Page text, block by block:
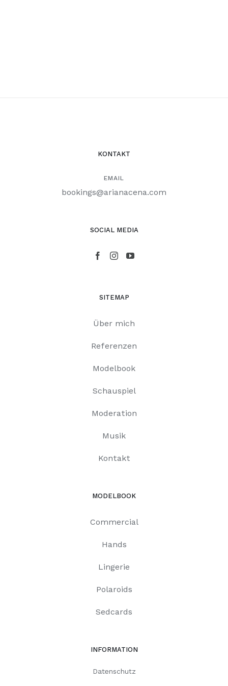
KONTAKT
EMAIL
bookings@arianacena.com
SOCIAL MEDIA
SITEMAP
Über mich
Referenzen
Modelbook
Schauspiel
Moderation
Musik
Kontakt
MODELBOOK
Commercial
Hands
Lingerie
Polaroids
Sedcards
INFORMATION
Datenschutz